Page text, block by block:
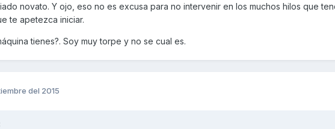
novato. Y ojo, eso no es excusa para no intervenir en los muchos hilos que
te apetezca iniciar.
tienes?. Soy muy torpe y no se cual es.
del 2015